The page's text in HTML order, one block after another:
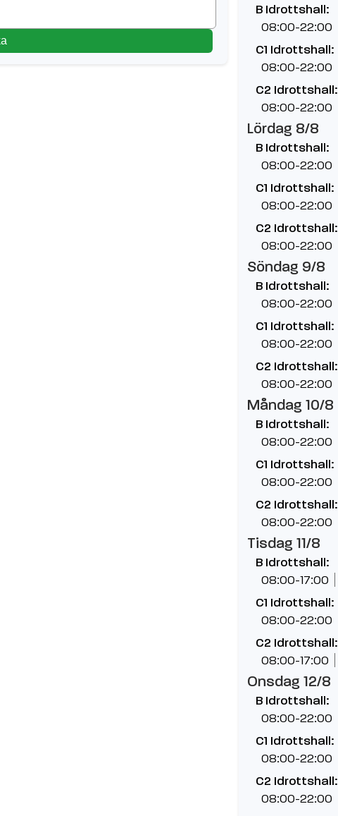
B Idrottshall:
08:00-22:00
C1 Idrottshall:
08:00-22:00
C2 Idrottshall:
08:00-22:00
Lördag 8/8
B Idrottshall:
08:00-22:00
C1 Idrottshall:
08:00-22:00
C2 Idrottshall:
08:00-22:00
Söndag 9/8
B Idrottshall:
08:00-22:00
C1 Idrottshall:
08:00-22:00
C2 Idrottshall:
08:00-22:00
Måndag 10/8
B Idrottshall:
08:00-22:00
C1 Idrottshall:
08:00-22:00
C2 Idrottshall:
08:00-22:00
Tisdag 11/8
B Idrottshall:
08:00-17:00
C1 Idrottshall:
08:00-22:00
C2 Idrottshall:
08:00-17:00
Onsdag 12/8
B Idrottshall:
08:00-22:00
C1 Idrottshall:
08:00-22:00
C2 Idrottshall:
08:00-22:00